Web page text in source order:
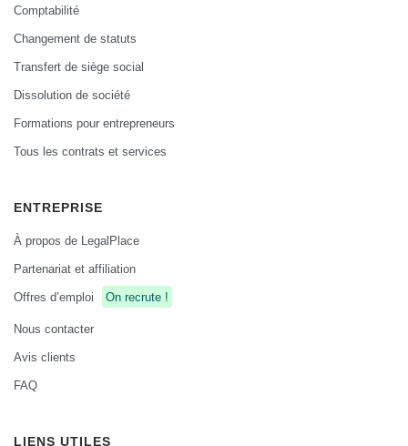
Comptabilité
Changement de statuts
Transfert de siège social
Dissolution de société
Formations pour entrepreneurs
Tous les contrats et services
ENTREPRISE
À propos de LegalPlace
Partenariat et affiliation
Offres d’emploi
On recrute !
Nous contacter
Avis clients
FAQ
LIENS UTILES